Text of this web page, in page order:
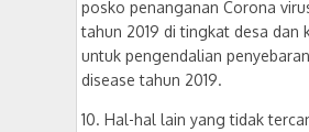
posko penanganan Corona
tahun 2019 di tingkat desa dan
untuk pengendalian
disease tahun 2019.
10. Hal-hal lain yang tidak